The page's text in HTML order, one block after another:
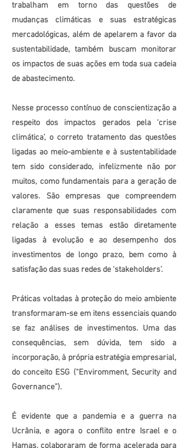
trabalham em torno das questões de
mudanças climáticas e suas estratégicas
mercadológicas, além de apelarem a favor da
sustentabilidade, também buscam monitorar
os impactos de suas ações em toda sua cadeia
de abastecimento.
Nesse processo contínuo de conscientização a
respeito dos impactos gerados pela ‘crise
climática’, o correto tratamento das questões
ligadas ao meio-ambiente e à sustentabilidade
tem sido considerado, infelizmente não por
muitos, como fundamentais para a geração de
valores. São empresas que compreendem
claramente que suas responsabilidades com
relação a esses temas estão diretamente
ligadas à evolução e ao desempenho dos
investimentos de longo prazo, bem como à
satisfação das suas redes de ‘stakeholders’.
Práticas voltadas à proteção do meio ambiente
transformaram-se em itens essenciais quando
se faz análises de investimentos. Uma das
consequências, sem dúvida, tem sido a
incorporação, à própria estratégia empresarial,
do conceito ESG (“Enviromment, Security and
Governance”).
É evidente que a pandemia e a guerra na
Ucrânia, e agora o conflito entre Israel e o
Hamas, colaboraram de forma acelerada para